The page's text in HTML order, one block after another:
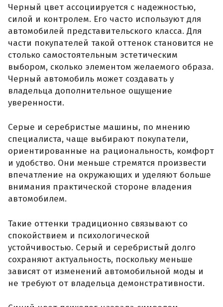
Черный цвет ассоциируется с надежностью,
силой и контролем. Его часто используют для
автомобилей представительского класса. Для
части покупателей такой оттенок становится не
столько самостоятельным эстетическим
выбором, сколько элементом желаемого образа.
Черный автомобиль может создавать у
владельца дополнительное ощущение
уверенности.
Серые и серебристые машины, по мнению
специалиста, чаще выбирают покупатели,
ориентированные на рациональность, комфорт
и удобство. Они меньше стремятся произвести
впечатление на окружающих и уделяют больше
внимания практической стороне владения
автомобилем.
Такие оттенки традиционно связывают со
спокойствием и психологической
устойчивостью. Серый и серебристый долго
сохраняют актуальность, поскольку меньше
зависят от изменений автомобильной моды и
не требуют от владельца демонстративности.